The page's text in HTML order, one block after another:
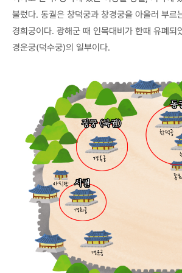
불렀다. 동궐은 창덕궁과 창경궁을 아울러 부르
경희궁이다. 광해군 때 인목대비가 한때 유폐
경운궁(덕수궁)의 일부이다.